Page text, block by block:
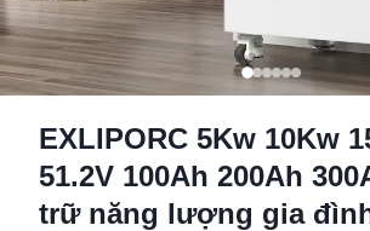
EXLIPORC 5Kw 10Kw
51.2V 100Ah 200Ah
trữ năng lượng gia